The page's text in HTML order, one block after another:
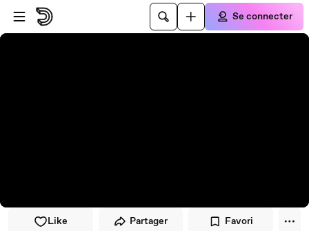
Passer au player
Passer au contenu principal
Se connecter
Like Partager Favori